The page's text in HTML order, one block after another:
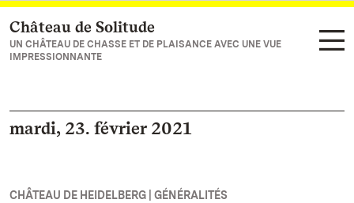
Vers la page d’accueil
Château de Solitude
UN CHÂTEAU DE CHASSE ET DE PLAISANCE AVEC UNE VUE
IMPRESSIONNANTE
mardi, 23. février 2021
CHÂTEAU DE HEIDELBERG | GÉNÉRALITÉS